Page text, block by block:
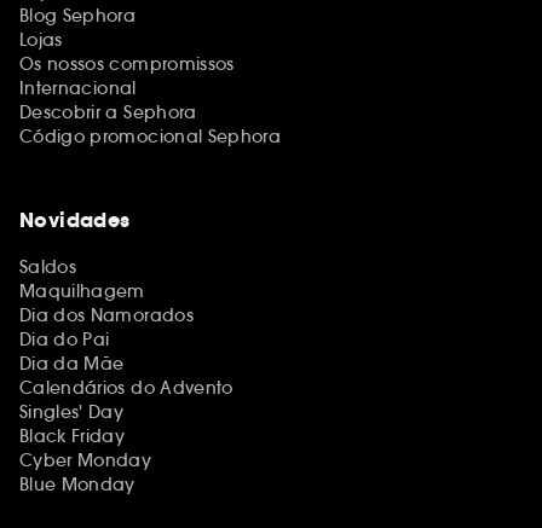
Blog Sephora
Lojas
Os nossos compromissos
Internacional
Descobrir a Sephora
Código promocional Sephora
Novidades
Saldos
Maquilhagem
Dia dos Namorados
Dia do Pai
Dia da Mãe
Calendários do Advento
Singles' Day
Black Friday
Cyber Monday
Blue Monday